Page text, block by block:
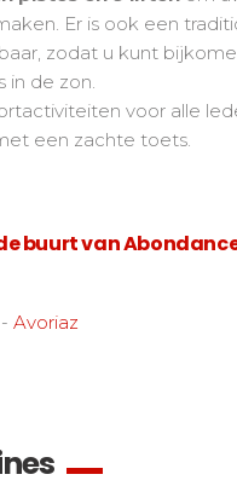
Er is ook een
zodat u kunt
in de zon.
voor alle
een zachte toets.
buurt van
- Avoriaz